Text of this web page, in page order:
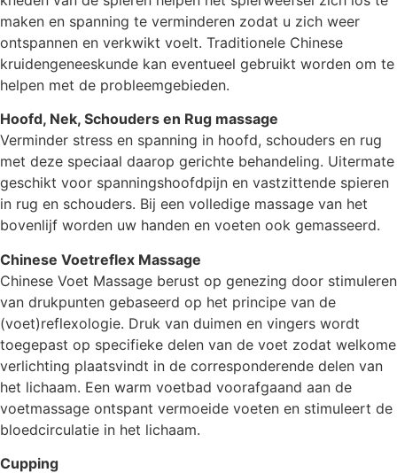
maken en spanning te verminderen zodat u zich weer
ontspannen en verkwikt voelt. Traditionele Chinese
kruidengeneeskunde kan eventueel gebruikt worden om te
helpen met de probleemgebieden.
Hoofd, Nek, Schouders en Rug massage
Verminder stress en spanning in hoofd, schouders en rug
met deze speciaal daarop gerichte behandeling. Uitermate
geschikt voor spanningshoofdpijn en vastzittende spieren
in rug en schouders. Bij een volledige massage van het
bovenlijf worden uw handen en voeten ook gemasseerd.
Chinese Voetreflex Massage
Chinese Voet Massage berust op genezing door stimuleren
van drukpunten gebaseerd op het principe van de
(voet)reflexologie. Druk van duimen en vingers wordt
toegepast op specifieke delen van de voet zodat welkome
verlichting plaatsvindt in de corresponderende delen van
het lichaam. Een warm voetbad voorafgaand aan de
voetmassage ontspant vermoeide voeten en stimuleert de
bloedcirculatie in het lichaam.
Cupping